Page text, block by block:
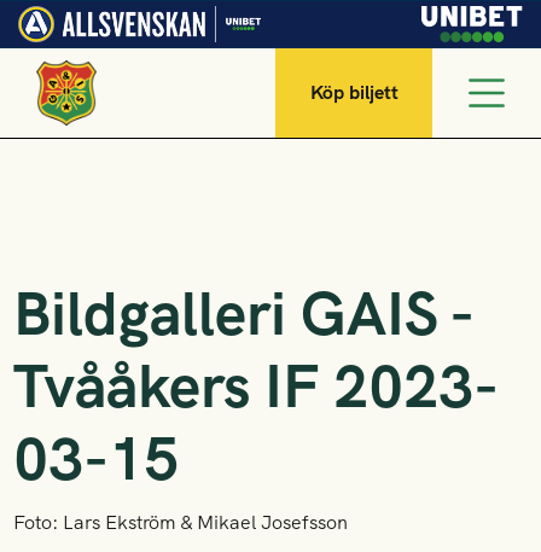
Köp biljett
Bildgalleri GAIS -
Tvååkers IF 2023-
03-15
Foto: Lars Ekström & Mikael Josefsson